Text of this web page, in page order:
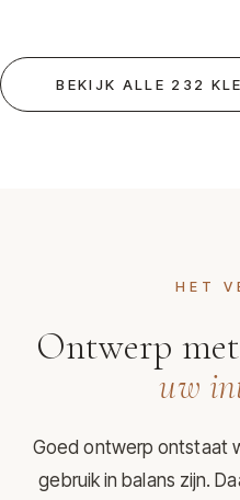
BEKIJK ALLE 232
HET
Ontwerp
uw
Goed ontwerp ontstaat
gebruik in balans zijn.